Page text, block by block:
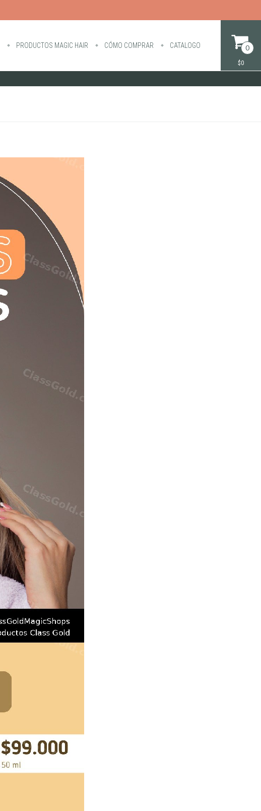
PRODUCTOS MAGIC HAIR CÓMO COMPRAR CATALOGO 0
$0